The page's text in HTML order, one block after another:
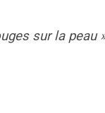
sur la peau